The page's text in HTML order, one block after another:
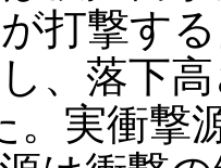
打撃す
、落下
。実衝撃